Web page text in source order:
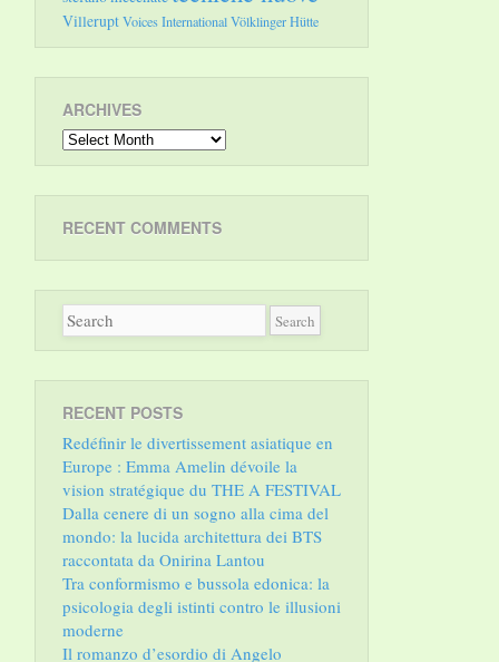
VilleruptVoices InternationalVölklinger Hütte
ARCHIVES
Archives
RECENT COMMENTS
RECENT POSTS
Redéfinir le divertissement asiatique en
Europe : Emma Amelin dévoile la
vision stratégique du THE A FESTIVAL
Dalla cenere di un sogno alla cima del
mondo: la lucida architettura dei BTS
raccontata da Onirina Lantou
Tra conformismo e bussola edonica: la
psicologia degli istinti contro le illusioni
moderne
Il romanzo d’esordio di Angelo